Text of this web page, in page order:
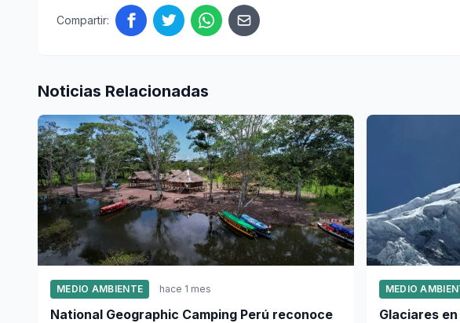
Compartir:
Noticias Relacionadas
MEDIO AMBIENTE hace 1 mes
National Geographic Camping Perú reconoce
MEDIO
Glaciares